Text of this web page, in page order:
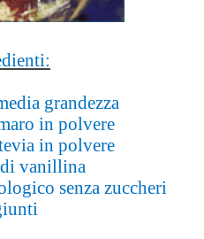
grandezza
in polvere
in polvere
vanillina
senza zuccheri